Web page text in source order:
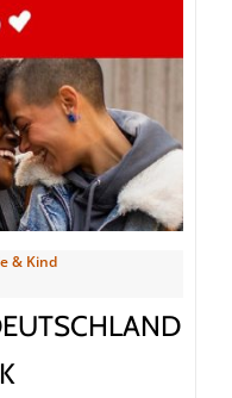
kennen:
Was
macht
guten
Sex
aus?
& Kind